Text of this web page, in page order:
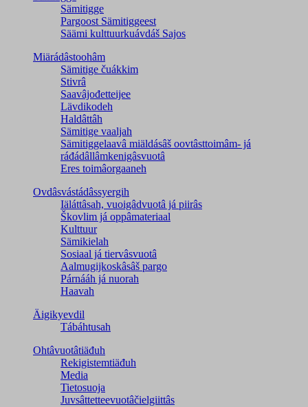
Sämitigge
Pargoost Sämitiggeest
Säämi kulttuurkuávdáš Sajos
Miärádâstoohâm
Sämitige čuákkim
Stivrâ
Saavâjođetteijee
Lävdikodeh
Haldâttâh
Sämitige vaaljah
Sämitiggelaavâ miäldásâš oovtâsttoimâm- já
ráđádâllâmkenigâsvuotâ
Eres toimâorgaaneh
Ovdâsvástádâssyergih
Iäláttâsah, vuoigâdvuotâ já piirâs
Škovlim já oppâmateriaal
Kulttuur
Sämikielah
Sosiaal já tiervâsvuotâ
Aalmugijkoskâsâš pargo
Párnááh já nuorah
Haavah
Äigikyevdil
Tábáhtusah
Ohtâvuotâtiäđuh
Rekigistemtiäđuh
Media
Tietosuoja
Juvsâttetteevuotâčielgiittâs